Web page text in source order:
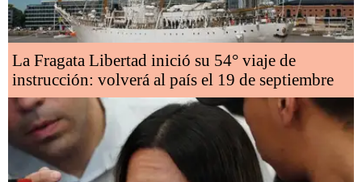
La Fragata Libertad inició su 54° viaje de
instrucción: volverá al país el 19 de septiembre